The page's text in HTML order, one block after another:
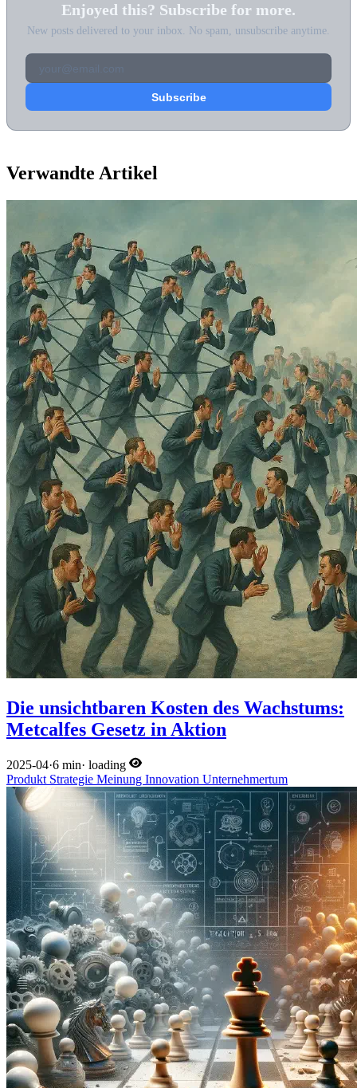
Enjoyed this? Subscribe for more.
New posts delivered to your inbox. No spam, unsubscribe anytime.
Verwandte Artikel
Die unsichtbaren Kosten des Wachstums:
Metcalfes Gesetz in Aktion
2025-04·6 min· loading
Produkt Strategie Meinung Innovation Unternehmertum